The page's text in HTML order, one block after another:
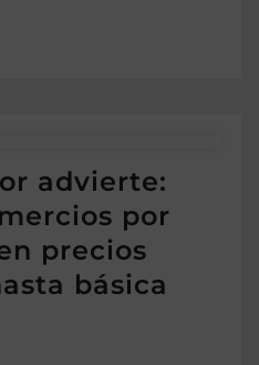
advierte:
por
precios
básica